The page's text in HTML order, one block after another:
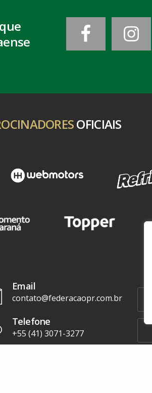
OFICIAIS
Email
contato@federacaopr.com.br
Telefone
+55 (41) 3071-3277